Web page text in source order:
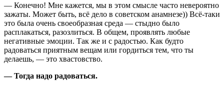
— Конечно! Мне кажется, мы в этом смысле часто невероятно
зажаты. Может быть, всё дело в советском анамнезе)) Всё-таки
это была очень своеобразная среда — стыдно было
расплакаться, разозлиться. В общем, проявлять любые
негативные эмоции. Так же и с радостью. Как будто
радоваться приятным вещам или гордиться тем, что ты
делаешь, — это хвастовство.
— Тогда надо радоваться.